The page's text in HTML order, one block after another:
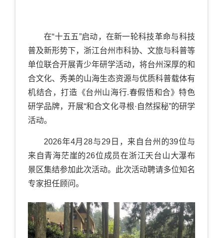
在“十五五”启动，在新一轮科技革命与科技
普及新形势下，浙江台州市科协、文旅与科普等
单位联合开展青少年研学活动，将台州深厚的和
合文化、秀美的山海生态资源与优质科普载体有
机结合，打造《台州山海行.春假悟和合》特色
研学品牌，开展“和合文化寻根·自然探秘”的研学
活动。
2026年4月28与29日，来自台州的39位与
来自青海茫崖的26位成员在浙江天台山大瀑布
景区集结参加此次活动。此次活动聘请多位知名
专家担任顾问。